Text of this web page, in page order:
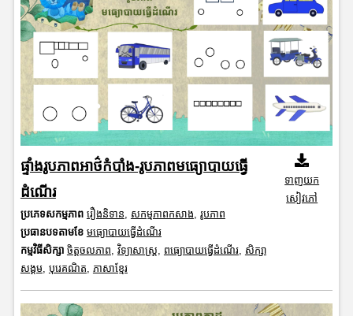
ផ្ទាំងរូបភាពអាថ៌កំបាំង-រូបភាពមធ្យោបាយធ្វើ
ដំណើរ
ប្រភេទសកម្មភាព រឿងនិទាន, សកម្មភាពកសាង, រូបភាព
ប្រធានបទតាមខែ មធ្យោបាយធ្វើដំណើរ
កម្មវិធីសិក្សា ចិត្តចលភាព, វិទ្យាសាស្រ្ត, ពធ្យោបាយធ្វើដំណើរ, សិក្សា
សង្គម, បុរេគណិត, ភាសាខ្មែរ
ទាញយក
សៀវភៅ